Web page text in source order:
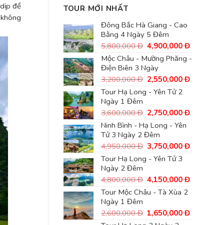
để
TOUR MỚI NHẤT
Đông Bắc Hà Giang - Cao
Bằng 4 Ngày 5 Đêm
5,800,000Đ Giá
gốc
là:
5,800,000
Đ.
4,900,000ĐGiá
tại
4,900,000
Mộc Châu - Mường Phăng -
Điện Biên 3 Ngày
3,200,000Đ Giá
gốc
là:
Đ.
2,550,000ĐGiá
2,550,000
Tour Hạ Long - Yên Tử 2
Ngày 1 Đêm
3,600,000Đ Giá
gốc
là:
3,600,000
Đ.
2,750,000ĐGiá
2,750,000
Ninh Bình - Hạ Long - Yên
Tử 3 Ngày 2 Đêm
4,950,000Đ Giá
gốc
là:
Đ.
3,750,000ĐGiá
3,750,000
Tour Hạ Long - Yên Tử 3
Ngày 2 Đêm
4,800,000Đ Giá
gốc
là:
Đ.
4,150,000ĐGiá
4,150,000
Tour Mộc Châu - Tà Xùa 2
Ngày 1 Đêm
2,600,000Đ Giá
gốc
1,650,000ĐGiá